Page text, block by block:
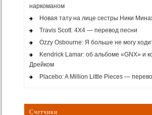
наркоманом
Новая тату на лице сестры Ники
Travis Scott: 4X4 — перевод песни
Ozzy Osbourne: Я больше не могу
Kendrick Lamar: об альбоме «GNX» и
Дрейком
Placebo: A Million Little Pieces —
Счетчики